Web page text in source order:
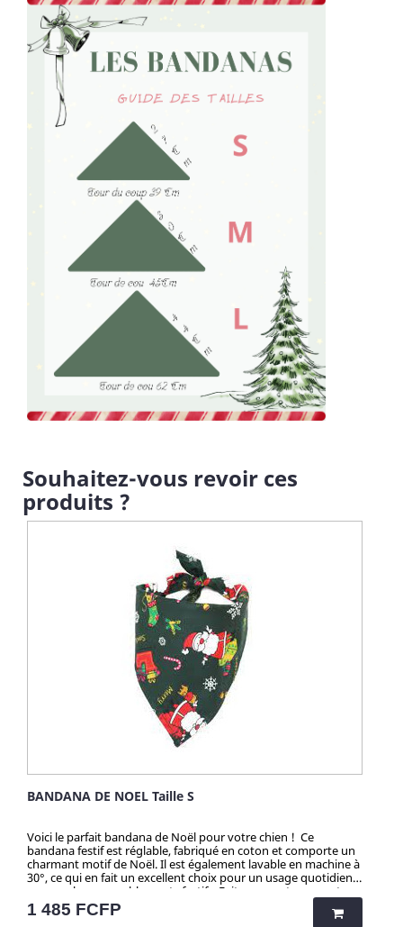
Souhaitez-vous revoir ces
produits ?
BANDANA DE NOEL Taille S
Voici le parfait bandana de Noël pour votre chien ! Ce
bandana festif est réglable, fabriqué en coton et comporte un
charmant motif de Noël. Il est également lavable en machine à
30°, ce qui en fait un excellent choix pour un usage quotidien
ou pour les rassemblements festifs. Faites en sorte que votre
animal de compagnie se distingue pendant les fêtes de fin
d'année grâce à ce bandana élégant et pratique ! Attention !
Prix
1 485 FCFP